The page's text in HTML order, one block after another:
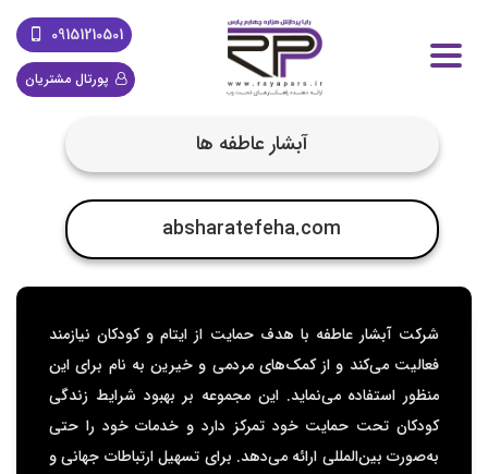
09151210501
پورتال مشتریان
آبشار عاطفه ها
absharatefeha.com
شرکت آبشار عاطفه با هدف حمایت از ایتام و کودکان نیازمند
فعالیت می‌کند و از کمک‌های مردمی و خیرین به نام برای این
منظور استفاده می‌نماید. این مجموعه بر بهبود شرایط زندگی
کودکان تحت حمایت خود تمرکز دارد و خدمات خود را حتی
به‌صورت بین‌المللی ارائه می‌دهد. برای تسهیل ارتباطات جهانی و